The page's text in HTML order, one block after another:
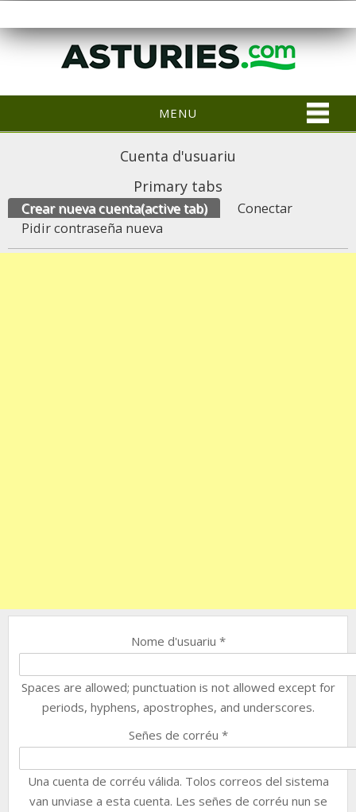
MENU
Cuenta d'usuariu
Primary tabs
Crear nueva cuenta(active tab)
Conectar
Pidir contraseña nueva
Nome d'usuariu *
Spaces are allowed; punctuation is not allowed except for
periods, hyphens, apostrophes, and underscores.
Señes de corréu *
Una cuenta de corréu válida. Tolos correos del sistema
van unviase a esta cuenta. Les señes de corréu nun se